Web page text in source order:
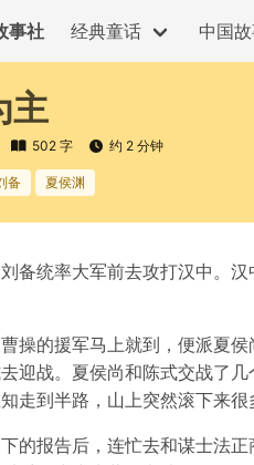
事社 经典童话 中国
主
502 字 约 2 分钟
备 夏侯渊
备统率大军前去攻打汉中。
操的援军马上就到，便派夏
迎战。夏侯尚和陈式交战了
走到半路，山上突然滚下来
的报告后，连忙去和谋士法